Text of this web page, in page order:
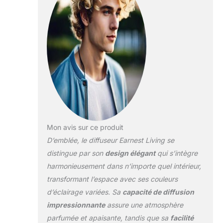
les odeurs
d'animaux
domestiques ou de
fumée et pour créer
une ambiance calme
et agréable. Parfait
pour le salon, la
chambre ou le
bureau à domicile.
Aromathérapie avec
pour une utilisation
sûre jour et nuit : il
avec de l'eau et
quelques gouttes
d'huile essentielle, il
crée un agréable
le stress et aide à
l'éteindre. Sans
Mon avis sur ce produit
D’emblée, le diffuseur Earnest Living se
distingue par son design élégantqui s’intègre
harmonieusement dans n’importe quel intérieur,
transformant l’espace avec ses couleurs
d’éclairage variées. Sa capacité de diffusion
impressionnanteassure une atmosphère
parfumée et apaisante, tandis que sa facilité